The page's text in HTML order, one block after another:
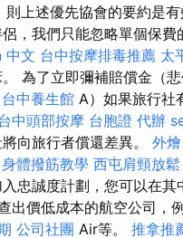
上述優先協會的要約是有
，我們只能忽略單個保費
文 台中按摩排毒推薦 太
為了立即彌補賠償金（
台中養生館 A）如果旅行社
中頭部按摩 台胞證 代辦
向旅行者償還差異。 外
身體撥筋教學 西屯肩頸放鬆
忠誠度計劃，您可以在其
出價低成本的航空公司，
公司社團 Air等。 推拿推